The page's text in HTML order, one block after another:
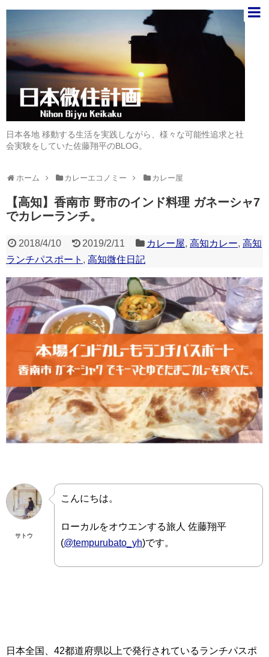
日本各地 移動する生活を実践しながら、様々な可能性追求と社
会実験をしていた佐藤翔平のBLOG。
ホーム カレーエコノミー カレー屋
【高知】香南市 野市のインド料理 ガネーシャ7
でカレーランチ。
2018/4/10 2019/2/11 カレー屋,高知カレー,高知
ランチパスポート , 高知微住日記
サトウ
こんにちは。
ローカルをオウエンする旅人 佐藤翔平
(@tempurubato_yh)です。
日本全国、42都道府県以上で発行されているランチパスポ